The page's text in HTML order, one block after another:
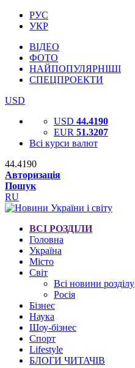
РУС
УКР
ВІДЕО
ФОТО
НАЙПОПУЛЯРНІШІ
СПЕЦПРОЕКТИ
USD
USD 44.4190
EUR 51.3207
Всі курси валют
44.4190
Авторизація
Пошук
RU
ВСІ РОЗДІЛИ
Головна
Україна
Місто
Світ
Всі новини розділу
Росія
Бізнес
Наука
Шоу-бізнес
Спорт
Lifestyle
БЛОГИ ЧИТАЧІВ